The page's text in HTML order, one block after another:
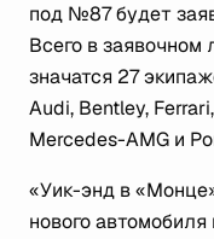
под №87 будет
Всего в заявочном
значатся 27
Audi, Bentley,
Mercedes-AMG и
«Уик-энд в
нового